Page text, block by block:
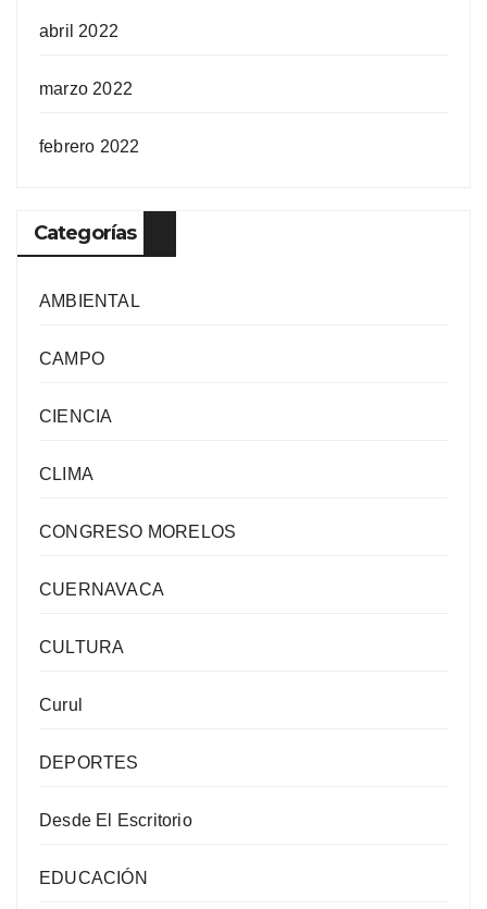
abril 2022
marzo 2022
febrero 2022
Categorías
AMBIENTAL
CAMPO
CIENCIA
CLIMA
CONGRESO MORELOS
CUERNAVACA
CULTURA
Curul
DEPORTES
Desde El Escritorio
EDUCACIÓN